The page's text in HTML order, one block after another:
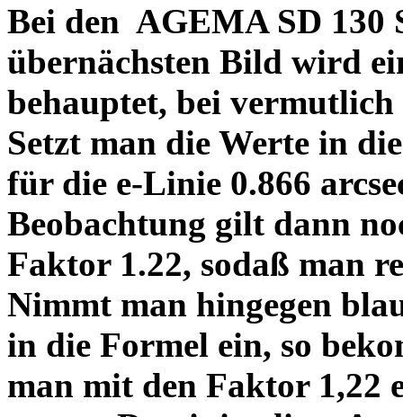
Bei den AGEMA SD 130
übernächsten Bild wird
behauptet, bei vermutlich
Setzt man die Werte in
für die e-Linie 0.866
Beobachtung gilt dann
Faktor 1.22, sodaß man
Nimmt man hingegen
in die Formel ein, so
man mit den Faktor 1,22